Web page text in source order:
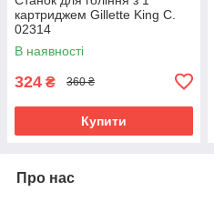
картриджем Gillette King C.
02314
В наявності
324 ₴ 360 ₴
Купити
Про нас